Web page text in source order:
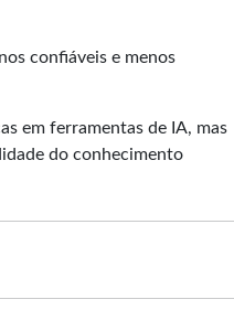
confiáveis e menos
em ferramentas de IA, mas
do conhecimento